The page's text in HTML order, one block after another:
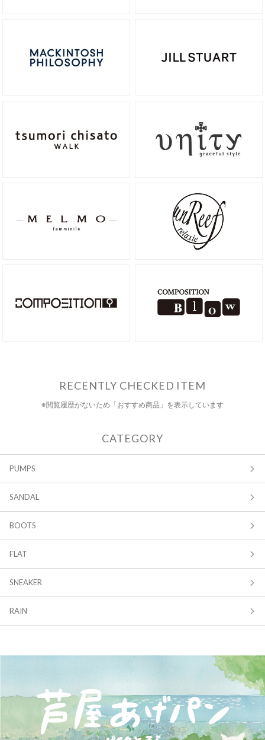
RECENTLY CHECKED ITEM
※閲覧履歴がないため「おすすめ商品」を表示しています
CATEGORY
PUMPS
SANDAL
BOOTS
FLAT
SNEAKER
RAIN